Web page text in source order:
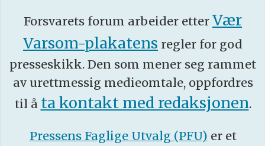
Forsvarets forum arbeider etter Vær
Varsom-plakatens regler for god
presseskikk. Den som mener seg rammet
av urettmessig medieomtale, oppfordres
til å ta kontakt med redaksjonen.
Pressens Faglige Utvalg (PFU) er et